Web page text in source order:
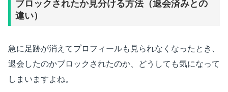
ブロックされたか見分ける方法（退会済みとの
違い）
急に足跡が消えてプロフィールも見られなくなったとき、
退会したのかブロックされたのか、どうしても気になって
しまいますよね。